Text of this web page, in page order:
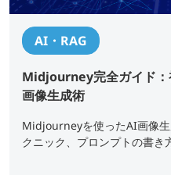
AI・RAG
Midjourney完全ガイド：
画像生成術
Midjourneyを使ったAI画像
クニック、プロンプトの書き